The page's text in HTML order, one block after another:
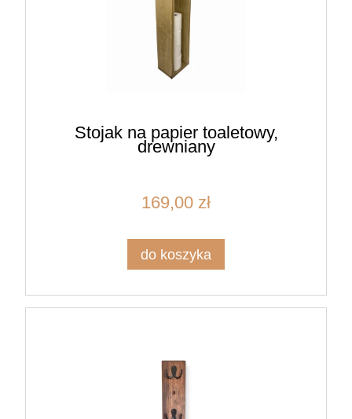
Stojak na papier toaletowy,
drewniany
169,00 zł
do koszyka